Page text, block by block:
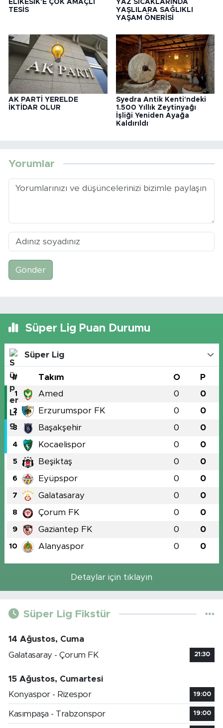
ELİKESİK'E ÇOK AMAÇLI
TESİS
YAZ SICAKLARINDA
YAŞLILARA SAĞLIKLI
YAŞAM ÖNERİSİ
AK PARTİ YERELDE
İKTİDAR OLUR
Syedra Antik Kenti'ndeki
1.500 Yıllık Zeytinyağı
İşliği Yeniden Ayağa
Kaldırıldı
Yorumlar
Gönder
Süper Lig Puan Durumu
Süper Lig
# Takım O P
1 Amed 0 0
2 Erzurumspor FK 0 0
3 Başakşehir 0 0
4 Kocaelispor 0 0
5 Beşiktaş 0 0
6 Eyüpspor 0 0
7 Galatasaray 0 0
8 Çorum FK 0 0
9 Gaziantep FK 0 0
10 Alanyaspor 0 0
Detaylar için tıklayın
Süper Lig Fikstür
14 Ağustos, Cuma
Galatasaray - Çorum FK
21:30
15 Ağustos, Cumartesi
Konyaspor - Rizespor
19:00
Kasımpaşa - Trabzonspor 19:00